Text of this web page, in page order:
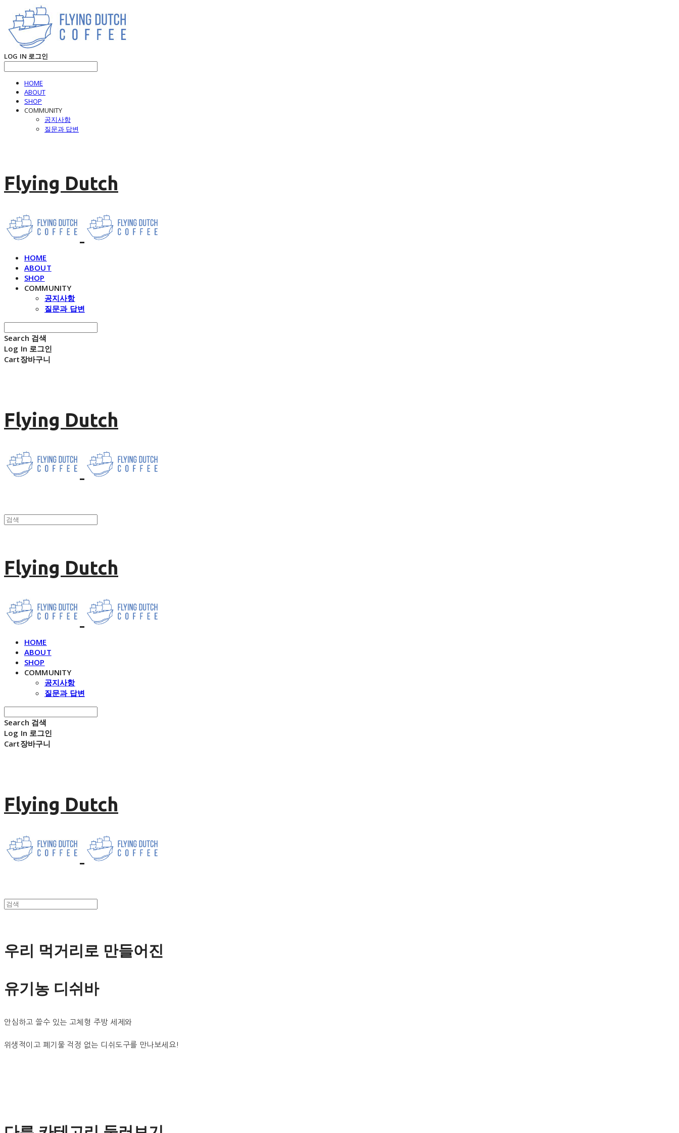
LOG IN 로그인
HOME
ABOUT
SHOP
COMMUNITY
공지사항
질문과 답변
Flying Dutch
HOME
ABOUT
SHOP
COMMUNITY
공지사항
질문과 답변
Search 검색
Log In 로그인
Cart장바구니
Flying Dutch
Flying Dutch
HOME
ABOUT
SHOP
COMMUNITY
공지사항
질문과 답변
Search 검색
Log In 로그인
Cart장바구니
Flying Dutch
우리 먹거리로 만들어진
유기농 디쉬바
안심하고 쓸수 있는 고체형 주방 세제와
위생적이고 폐기물 걱정 없는 디쉬도구를 만나보세요!